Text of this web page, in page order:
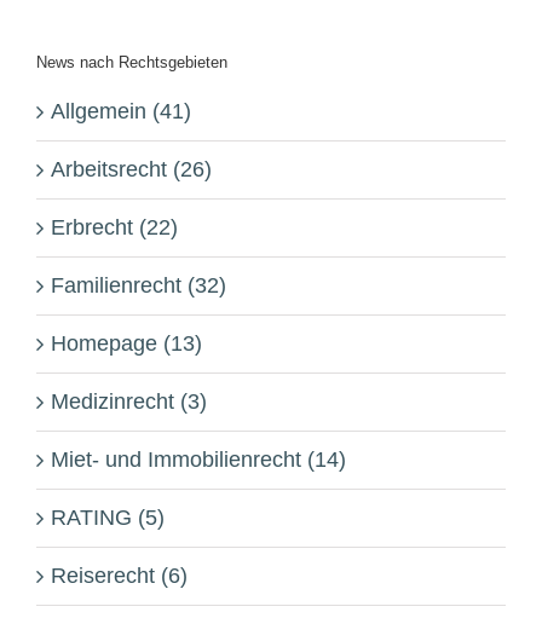
News nach Rechtsgebieten
Allgemein (41)
Arbeitsrecht (26)
Erbrecht (22)
Familienrecht (32)
Homepage (13)
Medizinrecht (3)
Miet- und Immobilienrecht (14)
RATING (5)
Reiserecht (6)